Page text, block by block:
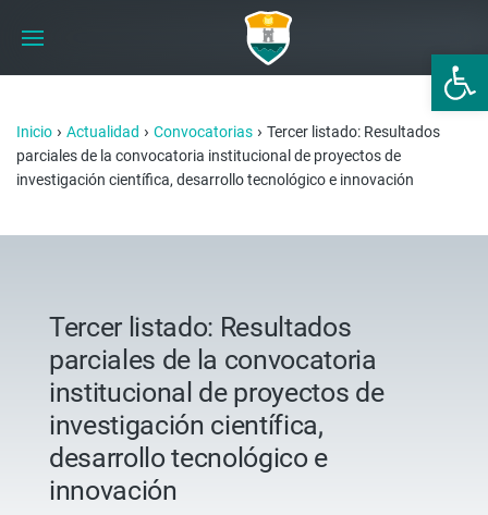
Abrir
Inicio › Actualidad › Convocatorias › Tercer listado: Resultados
parciales de la convocatoria institucional de proyectos de
investigación científica, desarrollo tecnológico e innovación
Tercer listado: Resultados
parciales de la convocatoria
institucional de proyectos de
investigación científica,
desarrollo tecnológico e
innovación